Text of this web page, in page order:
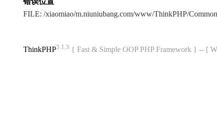
FILE: /xiaomiao/m.niuniubang.com/www/ThinkPHP/
ThinkPHP3.1.3 { Fast & Simple OOP PHP Framework } -- [